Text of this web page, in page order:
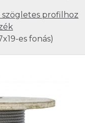
szögletes profilhoz
es fonás)